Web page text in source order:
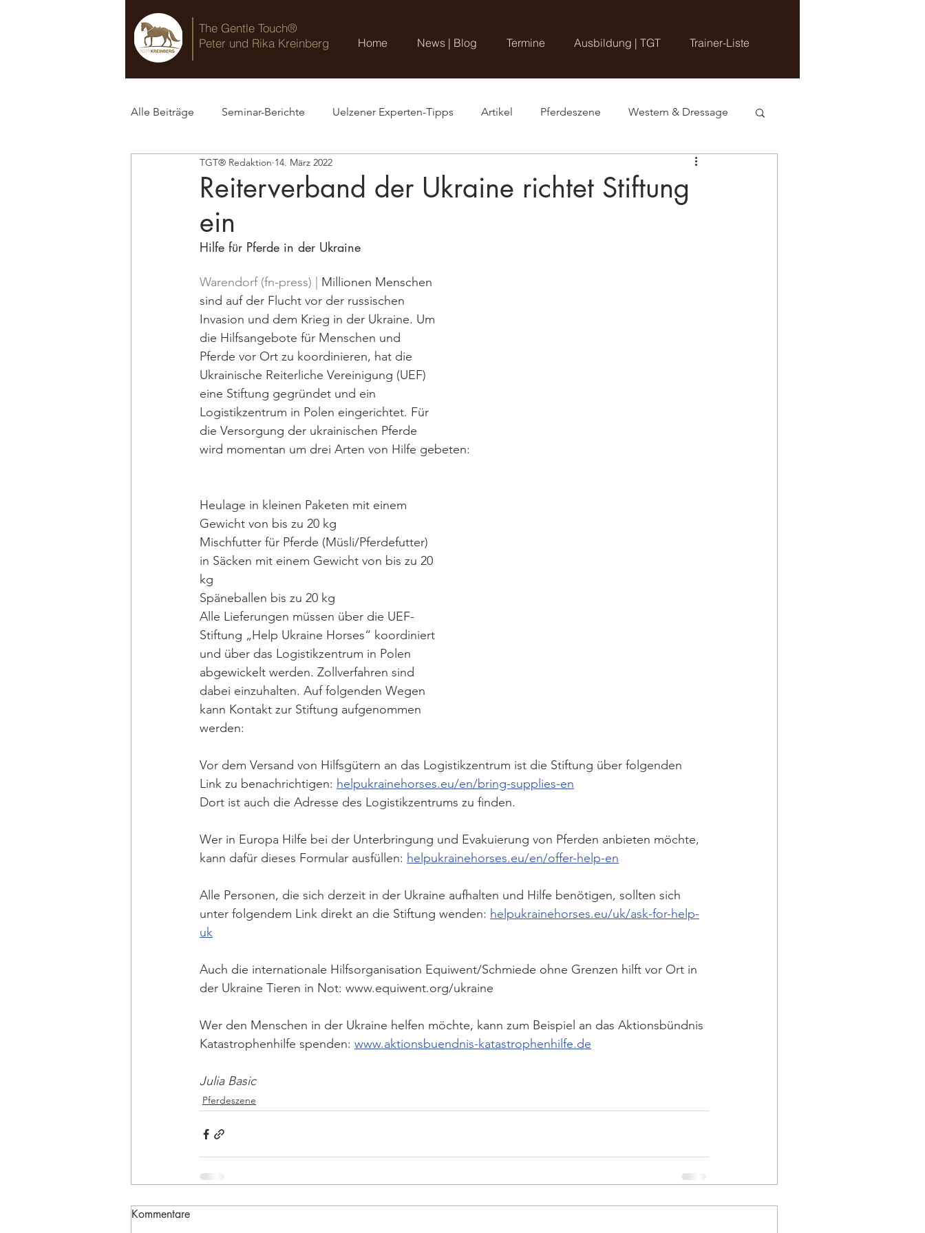
The Gentle Touch®
Peter und Rika Kreinberg
Home News | Blog Termine Ausbildung | TGT Trainer-Liste
Alle Beiträge Seminar-Berichte Uelzener Experten-Tipps Artikel Pferdeszene Western & Dressage
TGT® Blog
Reiterverband der Ukraine richtet Stiftung
ein
TGT® Redaktion 14. März 2022
Hilfe für Pferde in der Ukraine
Warendorf (fn-press) | Millionen Menschen
sind auf der Flucht vor der russischen
Invasion und dem Krieg in der Ukraine. Um
die Hilfsangebote für Menschen und
Pferde vor Ort zu koordinieren, hat die
Ukrainische Reiterliche Vereinigung (UEF)
eine Stiftung gegründet und ein
Logistikzentrum in Polen eingerichtet. Für
die Versorgung der ukrainischen Pferde
wird momentan um drei Arten von Hilfe gebeten:
Heulage in kleinen Paketen mit einem
Gewicht von bis zu 20 kg
Mischfutter für Pferde (Müsli/Pferdefutter)
in Säcken mit einem Gewicht von bis zu 20
kg
Späneballen bis zu 20 kg
Alle Lieferungen müssen über die UEF-
Stiftung „Help Ukraine Horses“ koordiniert
und über das Logistikzentrum in Polen
abgewickelt werden. Zollverfahren sind
dabei einzuhalten. Auf folgenden Wegen
kann Kontakt zur Stiftung aufgenommen
werden:
Vor dem Versand von Hilfsgütern an das Logistikzentrum ist die Stiftung über folgenden
Link zu benachrichtigen: helpukrainehorses.eu/en/bring-supplies-en
Dort ist auch die Adresse des Logistikzentrums zu finden.
Wer in Europa Hilfe bei der Unterbringung und Evakuierung von Pferden anbieten möchte,
kann dafür dieses Formular ausfüllen: helpukrainehorses.eu/en/offer-help-en
Alle Personen, die sich derzeit in der Ukraine aufhalten und Hilfe benötigen, sollten sich
unter folgendem Link direkt an die Stiftung wenden: helpukrainehorses.eu/uk/ask-for-help-
uk
Auch die internationale Hilfsorganisation Equiwent/Schmiede ohne Grenzen hilft vor Ort in
der Ukraine Tieren in Not: www.equiwent.org/ukraine
Wer den Menschen in der Ukraine helfen möchte, kann zum Beispiel an das Aktionsbündnis
Katastrophenhilfe spenden: www.aktionsbuendnis-katastrophenhilfe.de
Julia Basic
Pferdeszene
Kommentare